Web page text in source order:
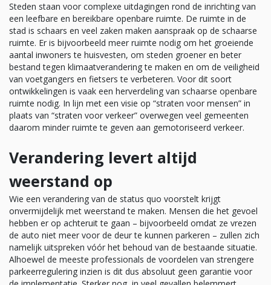
Steden staan voor complexe uitdagingen rond de inrichting van
een leefbare en bereikbare openbare ruimte. De ruimte in de
stad is schaars en veel zaken maken aanspraak op de schaarse
ruimte. Er is bijvoorbeeld meer ruimte nodig om het groeiende
aantal inwoners te huisvesten, om steden groener en beter
bestand tegen klimaatverandering te maken en om de veiligheid
van voetgangers en fietsers te verbeteren. Voor dit soort
ontwikkelingen is vaak een herverdeling van schaarse openbare
ruimte nodig. In lijn met een visie op “straten voor mensen” in
plaats van “straten voor verkeer” overwegen veel gemeenten
daarom minder ruimte te geven aan gemotoriseerd verkeer.
Verandering levert altijd
weerstand op
Wie een verandering van de status quo voorstelt krijgt
onvermijdelijk met weerstand te maken. Mensen die het gevoel
hebben er op achteruit te gaan – bijvoorbeeld omdat ze vrezen
de auto niet meer voor de deur te kunnen parkeren – zullen zich
namelijk uitspreken vóór het behoud van de bestaande situatie.
Alhoewel de meeste professionals de voordelen van strengere
parkeerregulering inzien is dit dus absoluut geen garantie voor